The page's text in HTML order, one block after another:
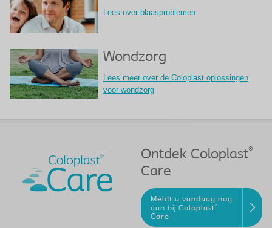
Lees over blaasproblemen
Wondzorg
Lees meer over de Coloplast oplossingen
voor wondzorg
Ontdek Coloplast®
Care
Meldt u vandaag nog
aan bij Coloplast®
Care